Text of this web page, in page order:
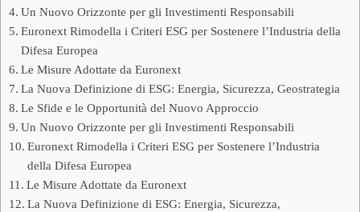
Un Nuovo Orizzonte per gli Investimenti Responsabili
Euronext Rimodella i Criteri ESG per Sostenere l’Industria della
Difesa Europea
Le Misure Adottate da Euronext
La Nuova Definizione di ESG: Energia, Sicurezza, Geostrategia
Le Sfide e le Opportunità del Nuovo Approccio
Un Nuovo Orizzonte per gli Investimenti Responsabili
Euronext Rimodella i Criteri ESG per Sostenere l’Industria
della Difesa Europea
Le Misure Adottate da Euronext
La Nuova Definizione di ESG: Energia, Sicurezza,